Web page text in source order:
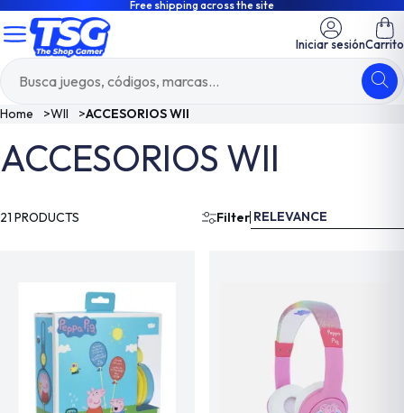
Free shipping across the site
Iniciar sesiónCarrito
Home >WII >ACCESORIOS WII
ACCESORIOS WII
21 PRODUCTS Filter RELEVANCE